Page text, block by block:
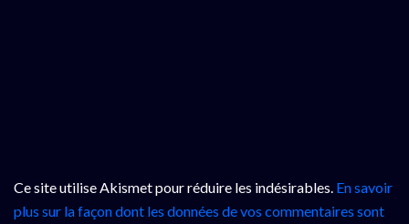
Ce site utilise Akismet pour réduire les indésirables. En savoir
plus sur la façon dont les données de vos commentaires sont